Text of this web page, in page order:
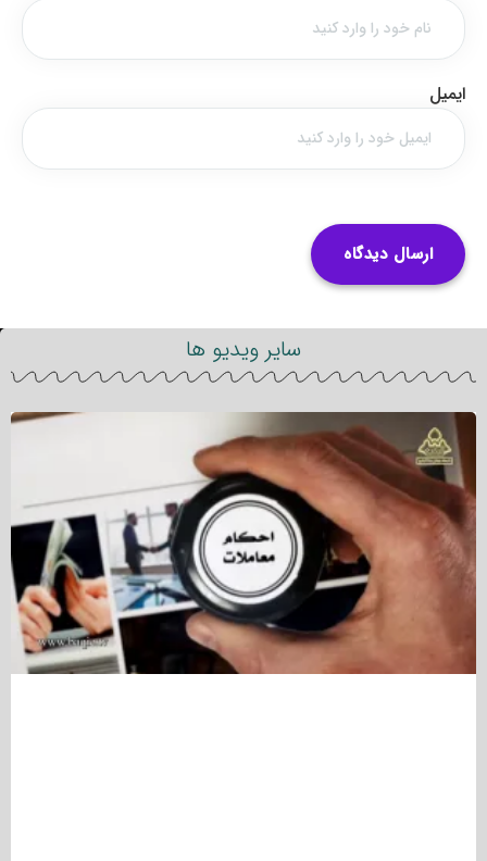
ایمیل
سایر ویدیو ها